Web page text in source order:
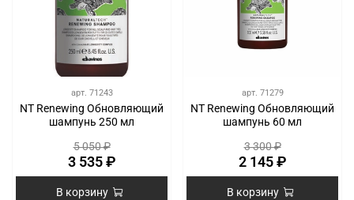
арт. 71243
NT Renewing Обновляющий
шампунь 250 мл
5 050 ₽
3 535 ₽
В корзину
арт. 71279
NT Renewing Обновляющий
шампунь 60 мл
3 300 ₽
2 145 ₽
В корзину